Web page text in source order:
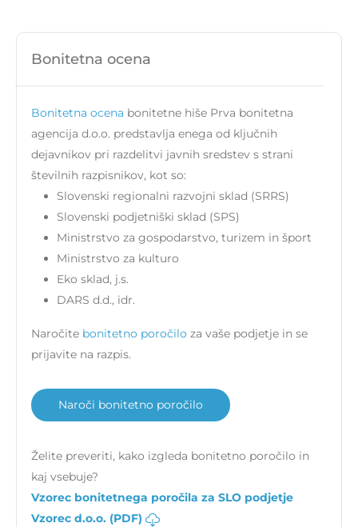
Bonitetna ocena
Bonitetna ocena bonitetne hiše Prva bonitetna
agencija d.o.o. predstavlja enega od ključnih
dejavnikov pri razdelitvi javnih sredstev s strani
številnih razpisnikov, kot so:
Slovenski regionalni razvojni sklad (SRRS)
Slovenski podjetniški sklad (SPS)
Ministrstvo za gospodarstvo, turizem in šport
Ministrstvo za kulturo
Eko sklad, j.s.
DARS d.d., idr.
Naročite bonitetno poročilo za vaše podjetje in se
prijavite na razpis.
Naroči bonitetno poročilo
Želite preveriti, kako izgleda bonitetno poročilo in
kaj vsebuje?
Vzorec bonitetnega poročila za SLO podjetje
Vzorec d.o.o. (PDF)